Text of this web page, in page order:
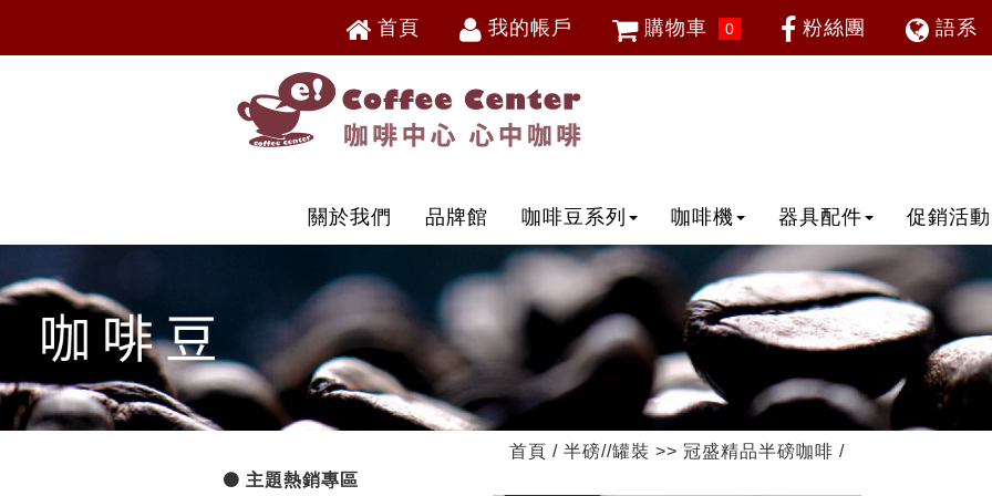
首頁 我的帳戶
忘記密碼
加入會員
VIP申請
購物車 0 粉絲團 語系
關於我們 品牌館 咖啡豆系列 咖啡機 器具配件 促銷活動
主題熱銷專區
首頁 / 半磅//罐裝 >> 冠盛精品半磅咖啡 /